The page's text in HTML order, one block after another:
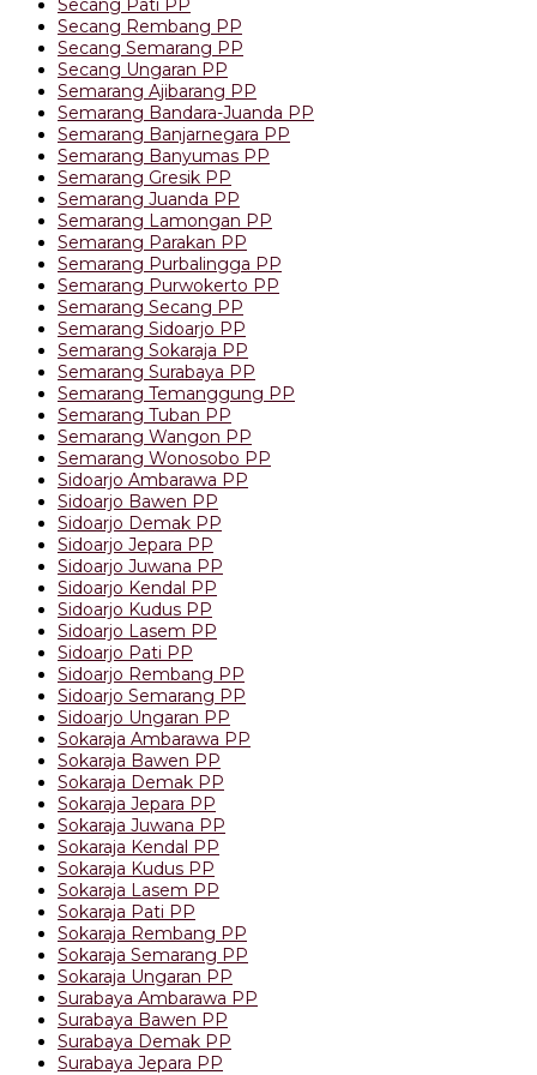
Secang Pati PP
Secang Rembang PP
Secang Semarang PP
Secang Ungaran PP
Semarang Ajibarang PP
Semarang Bandara-Juanda PP
Semarang Banjarnegara PP
Semarang Banyumas PP
Semarang Gresik PP
Semarang Juanda PP
Semarang Lamongan PP
Semarang Parakan PP
Semarang Purbalingga PP
Semarang Purwokerto PP
Semarang Secang PP
Semarang Sidoarjo PP
Semarang Sokaraja PP
Semarang Surabaya PP
Semarang Temanggung PP
Semarang Tuban PP
Semarang Wangon PP
Semarang Wonosobo PP
Sidoarjo Ambarawa PP
Sidoarjo Bawen PP
Sidoarjo Demak PP
Sidoarjo Jepara PP
Sidoarjo Juwana PP
Sidoarjo Kendal PP
Sidoarjo Kudus PP
Sidoarjo Lasem PP
Sidoarjo Pati PP
Sidoarjo Rembang PP
Sidoarjo Semarang PP
Sidoarjo Ungaran PP
Sokaraja Ambarawa PP
Sokaraja Bawen PP
Sokaraja Demak PP
Sokaraja Jepara PP
Sokaraja Juwana PP
Sokaraja Kendal PP
Sokaraja Kudus PP
Sokaraja Lasem PP
Sokaraja Pati PP
Sokaraja Rembang PP
Sokaraja Semarang PP
Sokaraja Ungaran PP
Surabaya Ambarawa PP
Surabaya Bawen PP
Surabaya Demak PP
Surabaya Jepara PP